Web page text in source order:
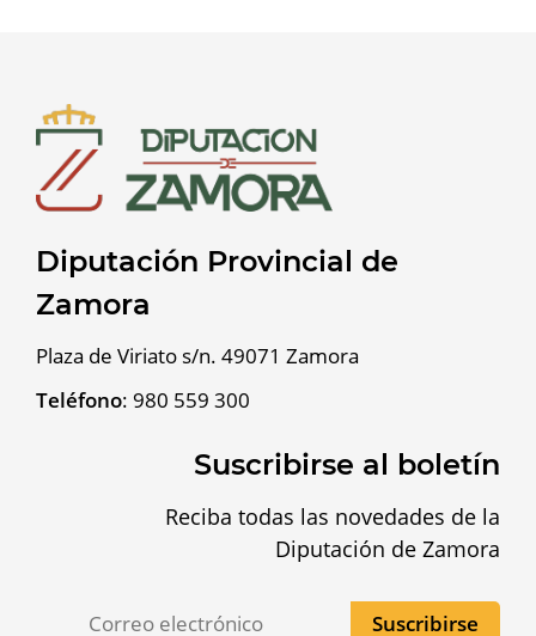
Diputación Provincial de
Zamora
Plaza de Viriato s/n. 49071 Zamora
Teléfono: 980 559 300
Suscribirse al boletín
Reciba todas las novedades de la
Diputación de Zamora